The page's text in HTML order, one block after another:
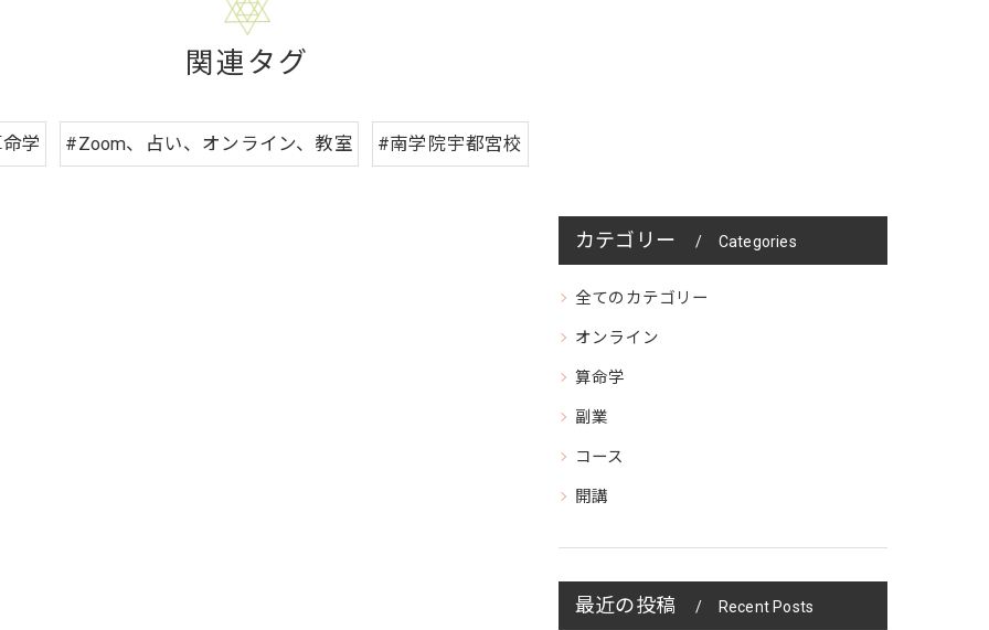
関連タグ
学 #Zoom、占い、オンライン、教室 #南学院宇都宮校
カテゴリー Categories
全てのカテゴリー
オンライン
算命学
副業
コース
開講
最近の投稿 Recent Posts